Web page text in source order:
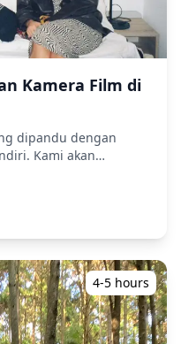
rencana
berdasarkan
Beri tahu kami lokasi
perjalanan Anda! ・
lokasi,
umum akan
berlaku untuk
tunggu mungkin terjadi.
beroperasi. Jika
lain. Harap
peluang tak
Pilihlah
pemandu kami
yang
Baik Anda seorang
tentang permata
Hakata. Untuk
dan naik perahu
Rumah bagi sekitar 50
pengalaman yang
Kamera Film di
dipandu dengan
Kami akan
menikmati perjalanan
1) Canal City
warni dan fitur air
yang dinamis. 2)
tradisional dengan
yang tenang. 3)
yang indah
terutama memukau di
4-5 hours